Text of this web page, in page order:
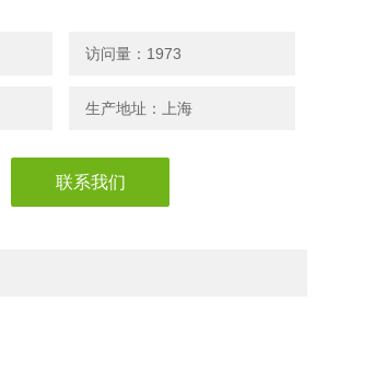
访问量：1973
生产地址：上海
联系我们